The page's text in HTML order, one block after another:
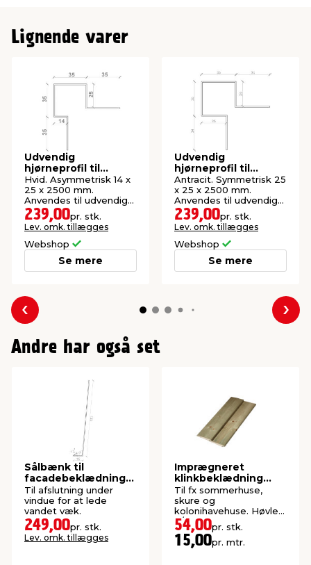
Lignende varer
Udvendig
hjørneprofil til
facadebeklædning
Hvid. Asymmetrisk 14 x
25 x 2500 mm.
Anvendes til udvendige
hjørner.
239,00pr. stk.
Lev. omk. tillægges
Webshop
Se mere
Udvendig
hjørneprofil til
facadebeklædning
Antracit. Symmetrisk 25
x 25 x 2500 mm.
Anvendes til udvendige
hjørner.
239,00pr. stk.
Lev. omk. tillægges
Webshop
Se mere
Forrige
Andre har også set
Sålbænk til
facadebeklædning
sort
Til afslutning under
vindue for at lede
vandet væk.
249,00pr. stk.
Lev. omk. tillægges
Imprægneret
klinkbeklædning
gran 25 x 125 x 3600
mm
Til fx sommerhuse,
skure og
kolonihavehuse. Høvlet:
9/22 x 105 mm.
54,00pr. stk.
15,00pr. mtr.